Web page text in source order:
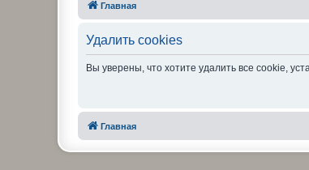
Главная
Удалить cookies
Вы уверены, что хотите удалить все cookie,
Главная